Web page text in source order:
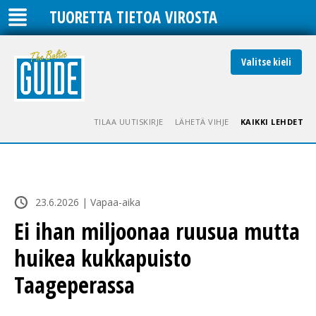
TUORETTA TIETOA VIROSTA
Valitse kieli
TILAA UUTISKIRJE LÄHETÄ VIHJE KAIKKI LEHDET
23.6.2026 | Vapaa-aika
Ei ihan miljoonaa ruusua mutta
huikea kukkapuisto
Taageperassa